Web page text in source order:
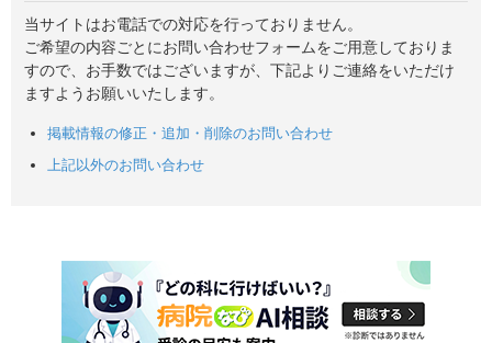
当サイトはお電話での対応を行っておりません。
ご希望の内容ごとにお問い合わせフォームをご用意しておりま
すので、お手数ではございますが、下記よりご連絡をいただけ
ますようお願いいたします。
掲載情報の修正・追加・削除のお問い合わせ
上記以外のお問い合わせ